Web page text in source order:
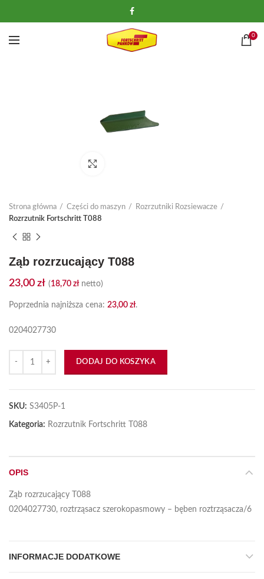
0
Strona główna Części do maszyn
Rozrzutniki Rozsiewacze
Rozrzutnik Fortschritt T088
Ząb rozrzucający T088
23,00 zł (18,70 złnetto)
Poprzednia najniższa cena: 23,00 zł.
0204027730
DODAJ DO KOSZYKA
SKU: S3405P-1
Kategoria: Rozrzutnik Fortschritt T088
OPIS
Ząb rozrzucający T088
0204027730, roztrząsacz szerokopasmowy – bęben roztrząsacza/6
INFORMACJE DODATKOWE